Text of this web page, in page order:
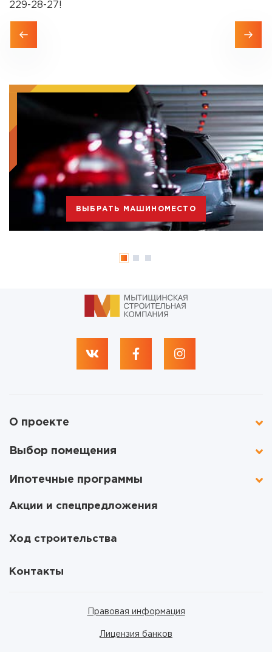
229-28-27!
ВЫБРАТЬ МАШИНОМЕСТО
О проекте
Выбор помещения
Ипотечные программы
Акции и спецпредложения
Ход строительства
Контакты
Правовая информация
Лицензия банков